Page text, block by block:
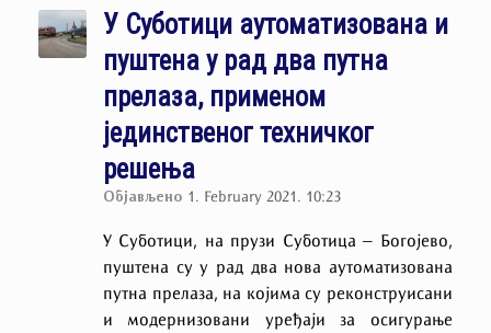
У Суботици аутоматизована и
пуштена у рад два путна
прелаза, применом
јединственог техничког
решења
Објављено 1. February 2021. 10:23
У Суботици, на прузи Суботица – Богојево,
пуштена су у рад два нова аутоматизована
путна прелаза, на којима су реконструисани
и модернизовани уређаји за осигурање